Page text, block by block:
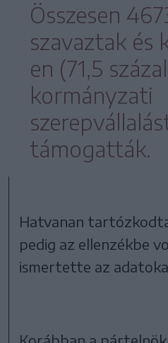
Összesen
szavaztak és
en (71,5
kormányzati
támogatták.
Hatvanan
pedig az ellenzékbe
ismertette az